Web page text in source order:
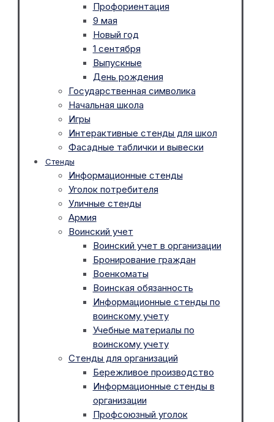
Профориентация
9 мая
Новый год
1 сентября
Выпускные
День рождения
Государственная символика
Начальная школа
Игры
Интерактивные стенды для школ
Фасадные таблички и вывески
Стенды
Информационные стенды
Уголок потребителя
Уличные стенды
Армия
Воинский учет
Воинский учет в организации
Бронирование граждан
Военкоматы
Воинская обязанность
Информационные стенды по
воинскому учету
Учебные материалы по
воинскому учету
Стенды для организаций
Бережливое производство
Информационные стенды в
организации
Профсоюзный уголок